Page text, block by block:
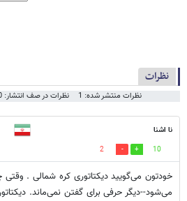
نظرات
نظرات منتشر شده: 1 نظرات در صف انتشار: 0
نا اشنا
10
2
خودتون می‌گویید دیکتاتوری کره شمالی .
می‌شود--دیگر حرفی برای گفتن نمی‌ماند.